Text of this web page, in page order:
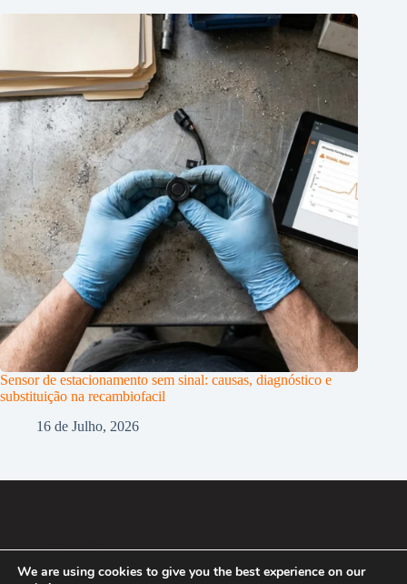
Sensor de estacionamento sem sinal: causas, diagnóstico e
substituição na recambiofacil
16 de Julho, 2026
Política de Privacidade
We are using cookies to give you the best experience on our